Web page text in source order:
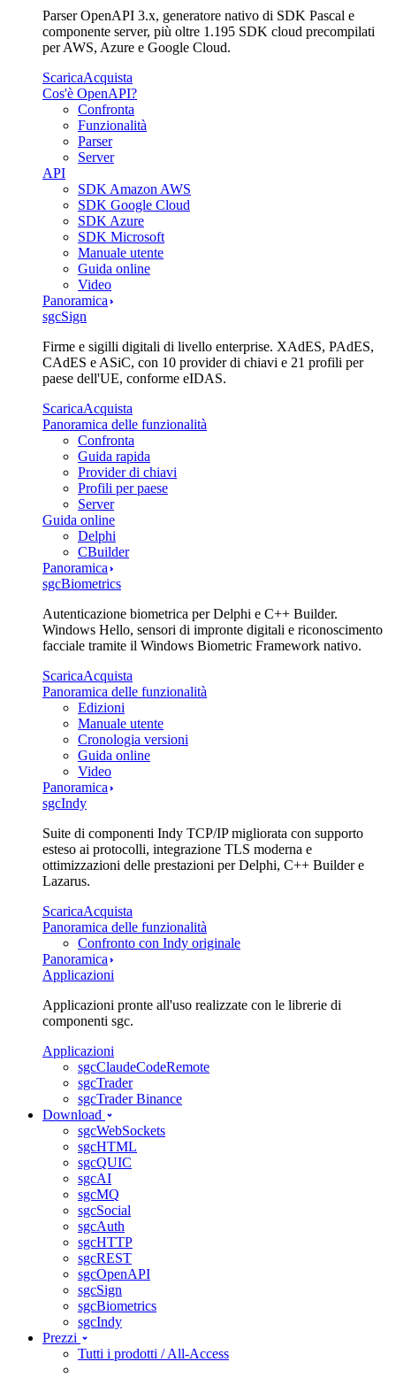
Parser OpenAPI 3.x, generatore nativo di SDK Pascal e
componente server, più oltre 1.195 SDK cloud precompilati
per AWS, Azure e Google Cloud.
ScaricaAcquista
Cos'è OpenAPI?
Confronta
Funzionalità
Parser
Server
API
SDK Amazon AWS
SDK Google Cloud
SDK Azure
SDK Microsoft
Manuale utente
Guida online
Video
Panoramica
sgcSign
Firme e sigilli digitali di livello enterprise. XAdES, PAdES,
CAdES e ASiC, con 10 provider di chiavi e 21 profili per
paese dell'UE, conforme eIDAS.
ScaricaAcquista
Panoramica delle funzionalità
Confronta
Guida rapida
Provider di chiavi
Profili per paese
Server
Guida online
Delphi
CBuilder
Panoramica
sgcBiometrics
Autenticazione biometrica per Delphi e C++ Builder.
Windows Hello, sensori di impronte digitali e riconoscimento
facciale tramite il Windows Biometric Framework nativo.
ScaricaAcquista
Panoramica delle funzionalità
Edizioni
Manuale utente
Cronologia versioni
Guida online
Video
Panoramica
sgcIndy
Suite di componenti Indy TCP/IP migliorata con supporto
esteso ai protocolli, integrazione TLS moderna e
ottimizzazioni delle prestazioni per Delphi, C++ Builder e
Lazarus.
ScaricaAcquista
Panoramica delle funzionalità
Confronto con Indy originale
Panoramica
Applicazioni
Applicazioni pronte all'uso realizzate con le librerie di
componenti sgc.
Applicazioni
sgcClaudeCodeRemote
sgcTrader
sgcTrader Binance
Download
sgcWebSockets
sgcHTML
sgcQUIC
sgcAI
sgcMQ
sgcSocial
sgcAuth
sgcHTTP
sgcREST
sgcOpenAPI
sgcSign
sgcBiometrics
sgcIndy
Prezzi
Tutti i prodotti / All-Access